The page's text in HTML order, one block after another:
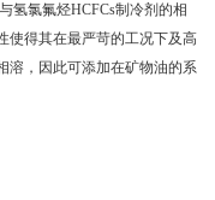
氢氯氟烃HCFCs制冷剂的相
使得其在最严苛的工况下及高
溶，因此可添加在矿物油的系